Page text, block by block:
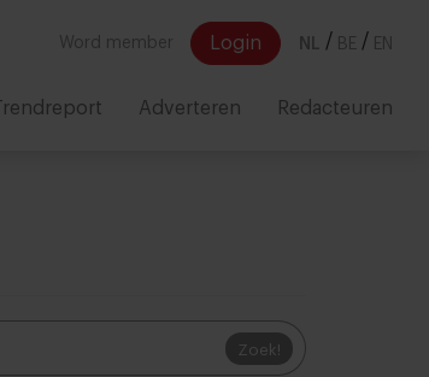
Word member Login NL / BE / EN
Trendreport Adverteren Redacteuren
Zoek!